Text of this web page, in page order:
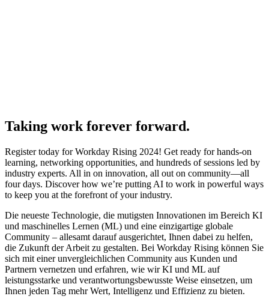
Taking work forever forward.
Register today for Workday Rising 2024! Get ready for hands-on
learning, networking opportunities, and hundreds of sessions led by
industry experts. All in on innovation, all out on community—all
four days. Discover how we’re putting AI to work in powerful ways
to keep you at the forefront of your industry.
Die neueste Technologie, die mutigsten Innovationen im Bereich KI
und maschinelles Lernen (ML) und eine einzigartige globale
Community – allesamt darauf ausgerichtet, Ihnen dabei zu helfen,
die Zukunft der Arbeit zu gestalten. Bei Workday Rising können Sie
sich mit einer unvergleichlichen Community aus Kunden und
Partnern vernetzen und erfahren, wie wir KI und ML auf
leistungsstarke und verantwortungsbewusste Weise einsetzen, um
Ihnen jeden Tag mehr Wert, Intelligenz und Effizienz zu bieten.